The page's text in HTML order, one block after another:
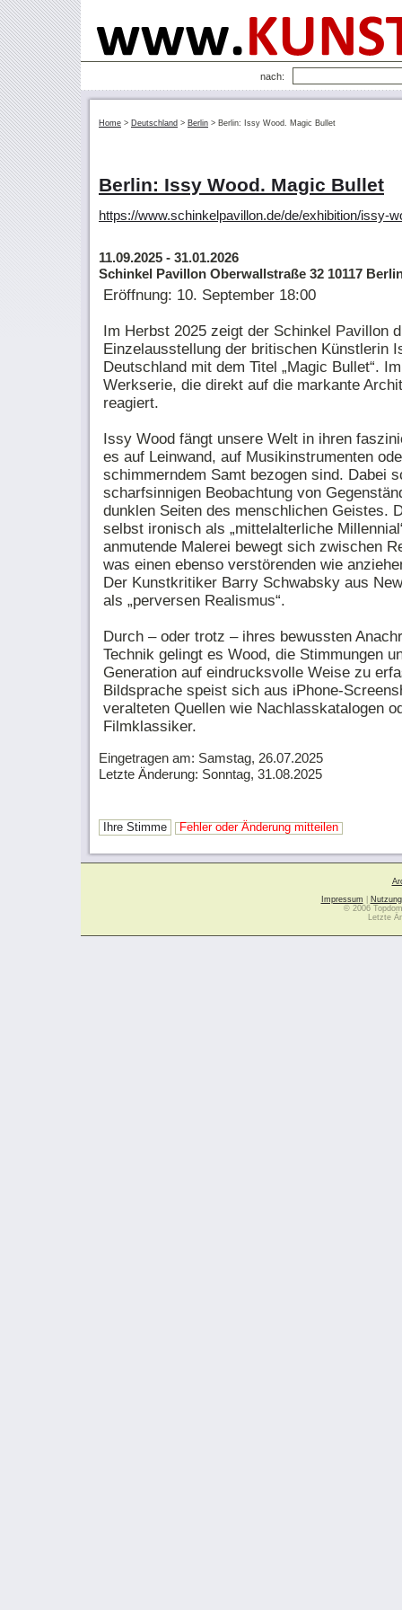
nach:
Home > Deutschland > Berlin > Berlin: Issy Wood. Magic Bullet
Berlin: Issy Wood. Magic Bullet
https://www.schinkelpavillon.de/de/exhibition/issy-
11.09.2025 - 31.01.2026
Schinkel Pavillon Oberwallstraße 32 10117
Eröffnung: 10. September 18:00
Im Herbst 2025 zeigt der Schinkel Pavillon
Einzelausstellung der britischen Künstlerin
Deutschland mit dem Titel „Magic Bullet“.
Werkserie, die direkt auf die markante
reagiert.
Issy Wood fängt unsere Welt in ihren
es auf Leinwand, auf Musikinstrumenten
schimmerndem Samt bezogen sind. Dabei
scharfsinnigen Beobachtung von
dunklen Seiten des menschlichen Geistes.
selbst ironisch als „mittelalterliche
anmutende Malerei bewegt sich zwischen
was einen ebenso verstörenden wie
Der Kunstkritiker Barry Schwabsky aus
als „perversen Realismus“.
Durch – oder trotz – ihres bewussten
Technik gelingt es Wood, die Stimmungen
Generation auf eindrucksvolle Weise zu
Bildsprache speist sich aus iPhone-
veralteten Quellen wie Nachlasskatalogen
Filmklassiker.
Eingetragen am: Samstag, 26.07.2025
Letzte Änderung: Sonntag, 31.08.2025
Ihre Stimme Fehler oder Änderung mitteilen
Impressum
© 2006
Letzte